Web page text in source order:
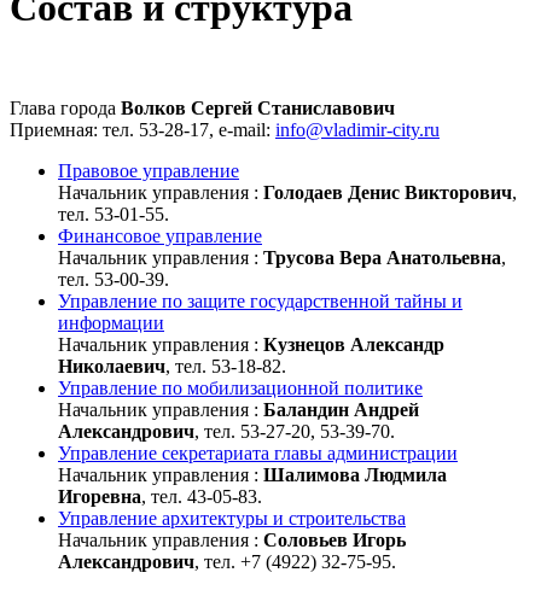
Глава города Волков Сергей Станиславович
Приемная: тел. 53-28-17, e-mail: info@vladimir-city.ru
Правовое управление
Начальник управления : Голодаев Денис Викторович,
тел. 53-01-55.
Финансовое управление
Начальник управления : Трусова Вера Анатольевна,
тел. 53-00-39.
Управление по защите государственной тайны и
информации
Начальник управления : Кузнецов Александр
Николаевич, тел. 53-18-82.
Управление по мобилизационной политике
Начальник управления : Баландин Андрей
Александрович, тел. 53-27-20, 53-39-70.
Управление секретариата главы администрации
Начальник управления : Шалимова Людмила
Игоревна, тел. 43-05-83.
Управление архитектуры и строительства
Начальник управления : Соловьев Игорь
Александрович, тел. +7 (4922) 32-75-95.